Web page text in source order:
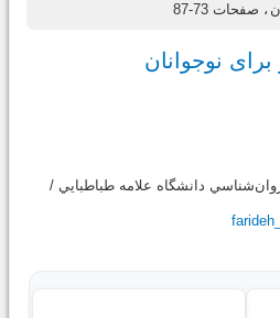
، صفحات 73-87
نوجوانان
دانشگاه علامه طباطبايي /